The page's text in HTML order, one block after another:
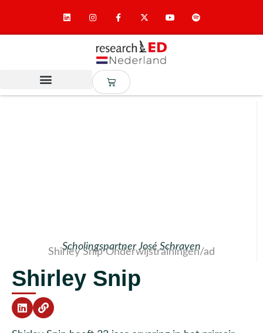
Scholingspartner José Schraven
Shirley Snip Onderwijstrainingen/ad
Shirley Snip